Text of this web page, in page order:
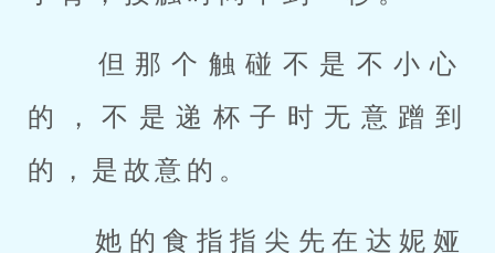
的，不是递杯子时无意蹭到
的，是故意的。